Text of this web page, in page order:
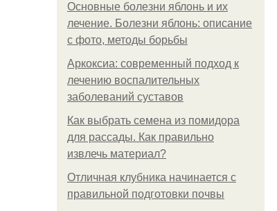
Основные болезни яблонь и их
лечение. Болезни яблонь: описание
с фото, методы борьбы
Аркоксиа: современный подход к
лечению воспалительных
заболеваний суставов
Как выбрать семена из помидора
для рассады. Как правильно
извлечь материал?
Отличная клубника начинается с
правильной подготовки почвы